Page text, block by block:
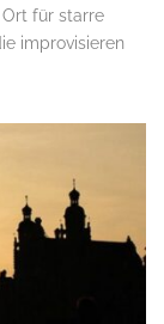
für starre
improvisieren